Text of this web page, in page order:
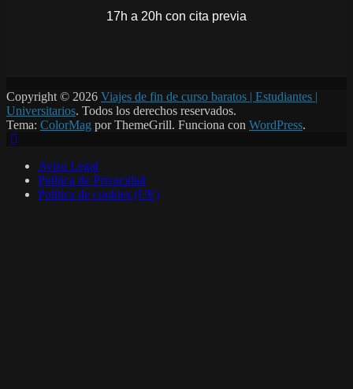
17h a 20h con cita previa
Copyright © 2026 Viajes de fin de curso baratos | Estudiantes |
Universitarios. Todos los derechos reservados.
Tema: ColorMag por ThemeGrill. Funciona con WordPress.
Aviso Legal
Política de Privacidad
Política de cookies (UE)